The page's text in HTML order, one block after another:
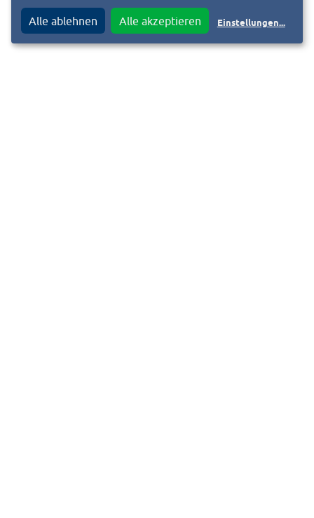
Alle ablehnen Alle akzeptieren Einstellungen...